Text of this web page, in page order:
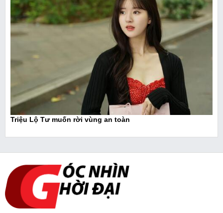
Triệu Lộ Tư muốn rời vùng an toàn